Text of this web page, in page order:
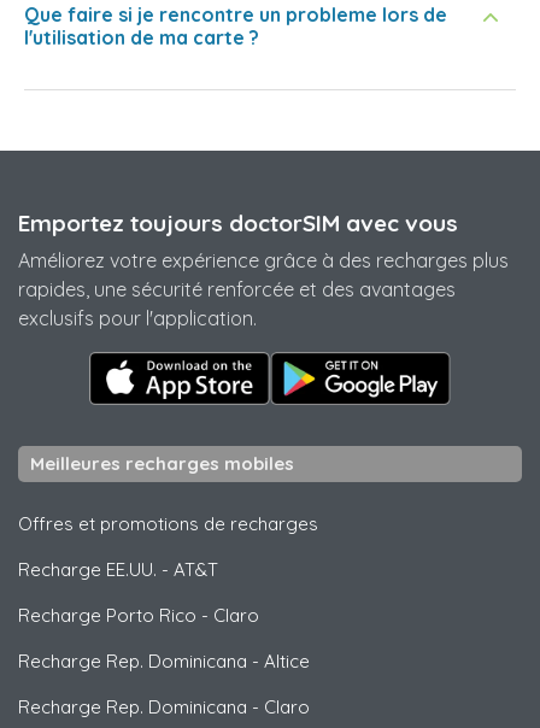
Que faire si je rencontre un probleme lors de
l'utilisation de ma carte ?
Emportez toujours doctorSIM avec vous
Améliorez votre expérience grâce à des recharges plus
rapides, une sécurité renforcée et des avantages
exclusifs pour l'application.
Meilleures recharges mobiles
Offres et promotions de recharges
Recharge EE.UU. - AT&T
Recharge Porto Rico - Claro
Recharge Rep. Dominicana - Altice
Recharge Rep. Dominicana - Claro